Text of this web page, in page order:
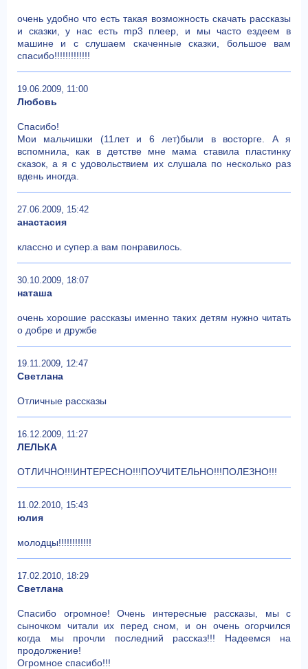
очень удобно что есть такая возможность скачать рассказы
и сказки, у нас есть mp3 плеер, и мы часто ездеем в
машине и с слушаем скаченные сказки, большое вам
спасибо!!!!!!!!!!!!!
19.06.2009, 11:00
Любовь
Спасибо!
Мои мальчишки (11лет и 6 лет)были в восторге. А я
вспомнила, как в детстве мне мама ставила пластинку
сказок, а я с удовольствием их слушала по несколько раз
вдень иногда.
27.06.2009, 15:42
анастасия
классно и супер.а вам понравилось.
30.10.2009, 18:07
наташа
очень хорошие рассказы именно таких детям нужно читать
о добре и дружбе
19.11.2009, 12:47
Светлана
Отличные рассказы
16.12.2009, 11:27
ЛЕЛЬКА
ОТЛИЧНО!!!ИНТЕРЕСНО!!!ПОУЧИТЕЛЬНО!!!ПОЛЕЗНО!!!
11.02.2010, 15:43
юлия
молодцы!!!!!!!!!!!!
17.02.2010, 18:29
Светлана
Спасибо огромное! Очень интересные рассказы, мы с
сыночком читали их перед сном, и он очень огорчился
когда мы прочли последний рассказ!!! Надеемся на
продолжение!
Огромное спасибо!!!